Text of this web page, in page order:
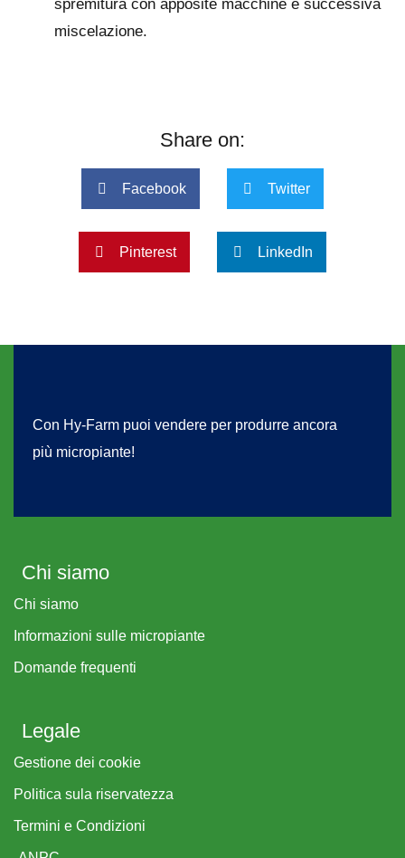
spremitura con apposite macchine e successiva
miscelazione.
Share on:
Facebook Twitter
Pinterest LinkedIn
Con Hy-Farm puoi vendere per produrre ancora
più micropiante!
Chi siamo
Chi siamo
Informazioni sulle micropiante
Domande frequenti
Legale
Gestione dei cookie
Politica sula riservatezza
Termini e Condizioni